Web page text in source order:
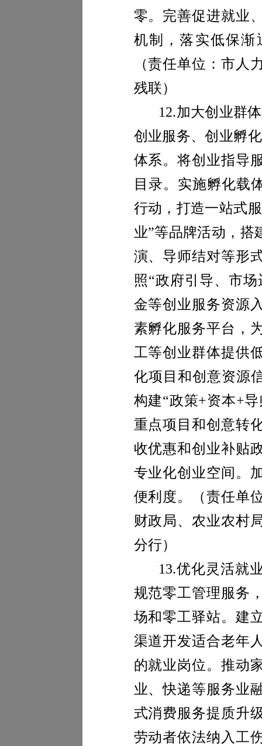
零。完善促进就业
机制，落实低保渐
（责任单位：市人
残联）
12.加大创业群
创业服务、创业孵
体系。将创业指导
目录。实施孵化载
行动，打造一站式
业”等品牌活动，搭
演、导师结对等形
照“政府引导、市
金等创业服务资源
素孵化服务平台，
工等创业群体提供
化项目和创意资源
构建“政策+资本+
重点项目和创意转
收优惠和创业补贴
专业化创业空间。
便利度。
（责任单
财政局、农业农村
分行）
13.优化灵活就
规范零工管理服务
场和零工驿站。建
渠道开发适合老年
的就业岗位。推动
业、快递等服务业
式消费服务提质升
劳动者依法纳入工